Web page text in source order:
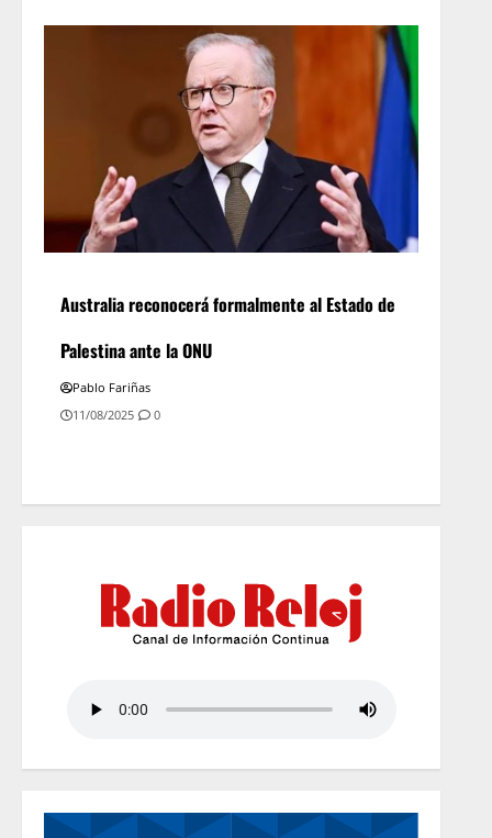
Australia reconocerá formalmente al Estado de
Palestina ante la ONU
Pablo Fariñas
11/08/2025
0